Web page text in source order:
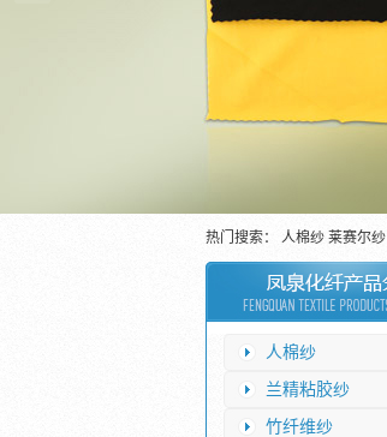
热门搜索： 人棉纱 莱赛尔纱
人棉纱
兰精粘胶纱
竹纤维纱